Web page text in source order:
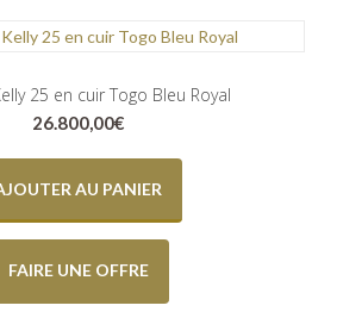
25 en cuir Togo Bleu Royal
26.800,00€
AU PANIER
FAIRE UNE OFFRE